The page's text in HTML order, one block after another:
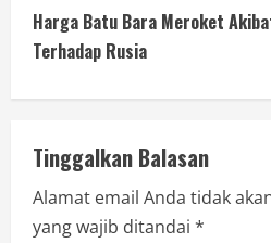
Harga Batu Bara Meroket
Terhadap Rusia
Tinggalkan Balasan
Alamat email Anda tidak
yang wajib ditandai *